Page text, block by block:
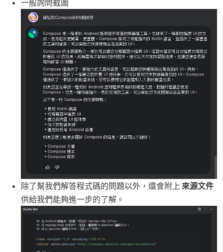
一般詢問截圖
除了幫我們解答程式碼的問題以外，還會附上 來源文件
供給我們能夠進一步的了解。